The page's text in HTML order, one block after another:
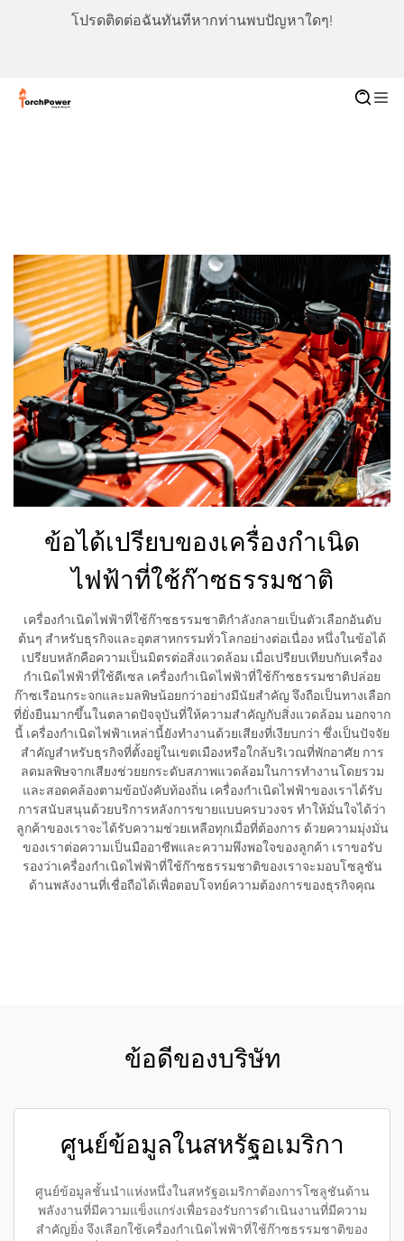
โปรดติดต่อฉันทันทีหากท่านพบปัญหาใดๆ!
ข้อได้เปรียบของเครื่องกำเนิด
ไฟฟ้าที่ใช้ก๊าซธรรมชาติ
เครื่องกำเนิดไฟฟ้าที่ใช้ก๊าซธรรมชาติกำลังกลายเป็นตัวเลือกอันดับ
ต้นๆ สำหรับธุรกิจและอุตสาหกรรมทั่วโลกอย่างต่อเนื่อง หนึ่งในข้อได้
เปรียบหลักคือความเป็นมิตรต่อสิ่งแวดล้อม เมื่อเปรียบเทียบกับเครื่อง
กำเนิดไฟฟ้าที่ใช้ดีเซล เครื่องกำเนิดไฟฟ้าที่ใช้ก๊าซธรรมชาติปล่อย
ก๊าซเรือนกระจกและมลพิษน้อยกว่าอย่างมีนัยสำคัญ จึงถือเป็นทางเลือก
ที่ยั่งยืนมากขึ้นในตลาดปัจจุบันที่ให้ความสำคัญกับสิ่งแวดล้อม นอกจาก
นี้ เครื่องกำเนิดไฟฟ้าเหล่านี้ยังทำงานด้วยเสียงที่เงียบกว่า ซึ่งเป็นปัจจัย
สำคัญสำหรับธุรกิจที่ตั้งอยู่ในเขตเมืองหรือใกล้บริเวณที่พักอาศัย การ
ลดมลพิษจากเสียงช่วยยกระดับสภาพแวดล้อมในการทำงานโดยรวม
และสอดคล้องตามข้อบังคับท้องถิ่น เครื่องกำเนิดไฟฟ้าของเราได้รับ
การสนับสนุนด้วยบริการหลังการขายแบบครบวงจร ทำให้มั่นใจได้ว่า
ลูกค้าของเราจะได้รับความช่วยเหลือทุกเมื่อที่ต้องการ ด้วยความมุ่งมั่น
ของเราต่อความเป็นมืออาชีพและความพึงพอใจของลูกค้า เราขอรับ
รองว่าเครื่องกำเนิดไฟฟ้าที่ใช้ก๊าซธรรมชาติของเราจะมอบโซลูชัน
ด้านพลังงานที่เชื่อถือได้เพื่อตอบโจทย์ความต้องการของธุรกิจคุณ
ข้อดีของบริษัท
ศูนย์ข้อมูลในสหรัฐอเมริกา
ศูนย์ข้อมูลชั้นนำแห่งหนึ่งในสหรัฐอเมริกาต้องการโซลูชันด้าน
พลังงานที่มีความแข็งแกร่งเพื่อรองรับการดำเนินงานที่มีความ
สำคัญยิ่ง จึงเลือกใช้เครื่องกำเนิดไฟฟ้าที่ใช้ก๊าซธรรมชาติของ